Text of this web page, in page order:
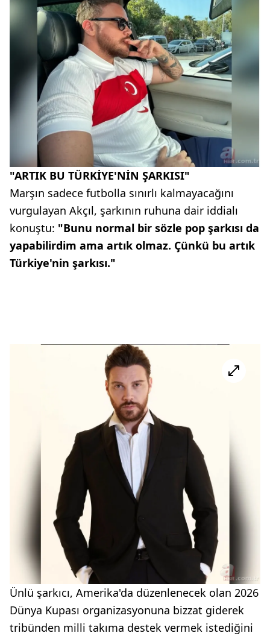
"ARTIK BU TÜRKİYE'NİN ŞARKISI"
Marşın sadece futbolla sınırlı kalmayacağını
vurgulayan Akçıl, şarkının ruhuna dair iddialı
konuştu: "Bunu normal bir sözle pop şarkısı da
yapabilirdim ama artık olmaz. Çünkü bu artık
Türkiye'nin şarkısı."
Ünlü şarkıcı, Amerika'da düzenlenecek olan 2026
Dünya Kupası organizasyonuna bizzat giderek
tribünden milli takıma destek vermek istediğini